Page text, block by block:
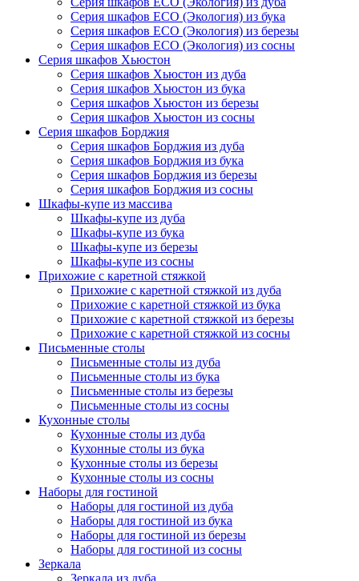
Серия шкафов ECO (Экология) из бука
Серия шкафов ECO (Экология) из березы
Серия шкафов ECO (Экология) из сосны
Серия шкафов Хьюстон
Серия шкафов Хьюстон из дуба
Серия шкафов Хьюстон из бука
Серия шкафов Хьюстон из березы
Серия шкафов Хьюстон из сосны
Серия шкафов Борджия
Серия шкафов Борджия из дуба
Серия шкафов Борджия из бука
Серия шкафов Борджия из березы
Серия шкафов Борджия из сосны
Шкафы-купе из массива
Шкафы-купе из дуба
Шкафы-купе из бука
Шкафы-купе из березы
Шкафы-купе из сосны
Прихожие с каретной стяжкой
Прихожие с каретной стяжкой из дуба
Прихожие с каретной стяжкой из бука
Прихожие с каретной стяжкой из березы
Прихожие с каретной стяжкой из сосны
Письменные столы
Письменные столы из дуба
Письменные столы из бука
Письменные столы из березы
Письменные столы из сосны
Кухонные столы
Кухонные столы из дуба
Кухонные столы из бука
Кухонные столы из березы
Кухонные столы из сосны
Наборы для гостиной
Наборы для гостиной из дуба
Наборы для гостиной из бука
Наборы для гостиной из березы
Наборы для гостиной из сосны
Зеркала
Зеркала из дуба